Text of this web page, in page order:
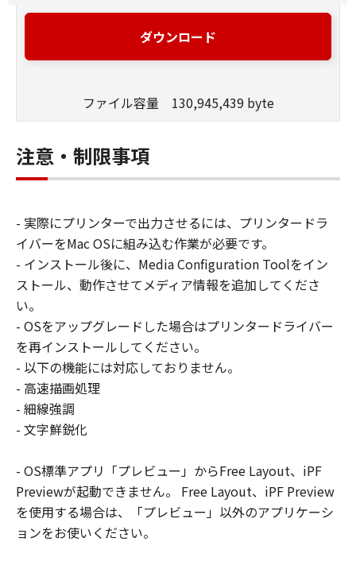
とは、「許諾ソフトウエア」をコンピュー
タの記憶媒体上にインストールすること、
と、アクセスすること、読み出すこと、も
しくは実行することのいずれも含むものと
します）することができます。お客様はま
た、お客様が「プリンタ」を使用すること
に、本契約の条件の下で、「許諾ソフトウ
エア」を使用させることができます。その
場合、お客様には、かかる「指定ユーザ」
を本契約の条件に従わせることにつき、す
す。 (2) お客様は、再使用許諾、譲渡、頒
布、貸与その他の方法により、第三者に
「本ソフトウエア」を使用もしくは利用さ
せることはできません。
(3) お客様は、「本ソフトウエア」の全部
または一部を修正、改変、リバース・エン
ンブル等することはできません。また第三
者にこのような行為をさせてはなりませ
ん。
(4) 本契約に明示的に定める場合を除き、
ダウンロード
ファイル容量 130,945,439 byte
注意・制限事項
- 実際にプリンターで出力させるには、プリンタードラ
イバーをMac OSに組み込む作業が必要です。
- インストール後に、Media Configuration Toolをイン
ストール、動作させてメディア情報を追加してくださ
い。
- OSをアップグレードした場合はプリンタードライバー
を再インストールしてください。
- 以下の機能には対応しておりません。
- 高速描画処理
- 細線強調
- 文字鮮鋭化
- OS標準アプリ「プレビュー」からFree Layout、iPF
Previewが起動できません。 Free Layout、iPF Preview
を使用する場合は、「プレビュー」以外のアプリケーシ
ョンをお使いください。